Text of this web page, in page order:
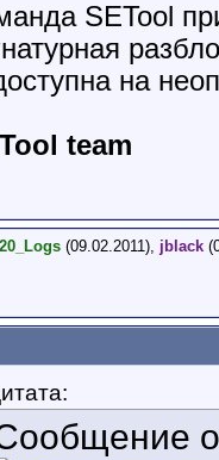
SETool
на
team
(09.02.2011), jblack